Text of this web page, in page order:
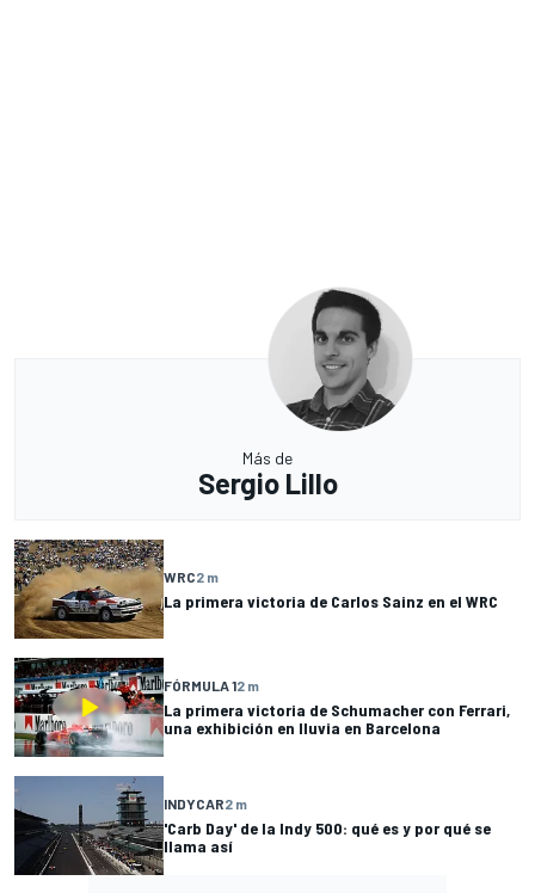
Más de
Sergio Lillo
WRC2 m
La primera victoria de Carlos Sainz en el WRC
FÓRMULA 12 m
La primera victoria de Schumacher con Ferrari,
una exhibición en lluvia en Barcelona
INDYCAR2 m
'Carb Day' de la Indy 500: qué es y por qué se
llama así